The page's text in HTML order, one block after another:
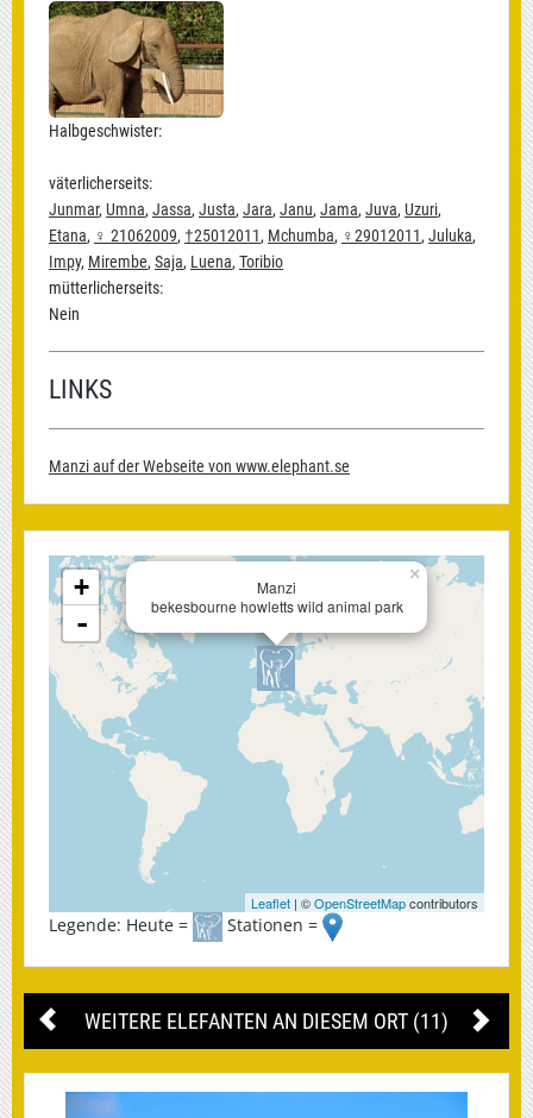
Halbgeschwister:
väterlicherseits:
Junmar, Umna, Jassa, Justa, Jara, Janu, Jama, Juva, Uzuri,
Etana, ♀ 21062009, †25012011, Mchumba, ♀29012011, Juluka,
Impy, Mirembe, Saja, Luena, Toribio
mütterlicherseits:
Nein
LINKS
Manzi auf der Webseite von www.elephant.se
×
Manzi
bekesbourne howletts wild animal park
+
-
Leaflet | ©OpenStreetMapcontributors
Legende: Heute = Stationen =
WEITERE ELEFANTEN AN DIESEM ORT (11)